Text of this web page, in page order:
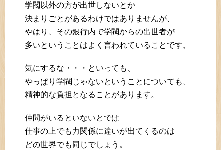
学閥以外の方が出世しないとか
決まりごとがあるわけではありませんが、
やはり、その銀行内で学閥からの出世者が
多いということはよく言われていることです。
気にするな・・・といっても、
やっぱり学閥じゃないということについても、
精神的な負担となることがあります。
仲間がいるといないとでは
仕事の上でも力関係に違いが出てくるのは
どの世界でも同じでしょう。